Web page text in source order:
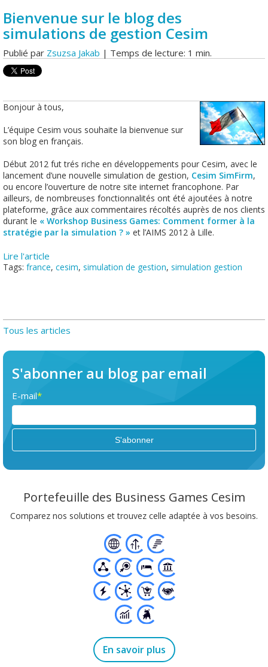
Bienvenue sur le blog des
simulations de gestion Cesim
Publié par Zsuzsa Jakab | Temps de lecture: 1 min.
Bonjour à tous,
L’équipe Cesim vous souhaite la bienvenue sur
son blog en français.
Début 2012 fut trés riche en développements pour Cesim, avec le
lancement d’une nouvelle simulation de gestion, Cesim SimFirm,
ou encore l’ouverture de notre site internet francophone. Par
ailleurs, de nombreuses fonctionnalités ont été ajoutées à notre
plateforme, grâce aux commentaires récoltés auprès de nos clients
durant le « Workshop Business Games: Comment former à la
stratégie par la simulation ? » et l’AIMS 2012 à Lille.
Lire l'article
Tags: france, cesim, simulation de gestion, simulation gestion
Tous les articles
S'abonner au blog par email
E-mail*
Portefeuille des Business Games Cesim
Comparez nos solutions et trouvez celle adaptée à vos besoins.
En savoir plus